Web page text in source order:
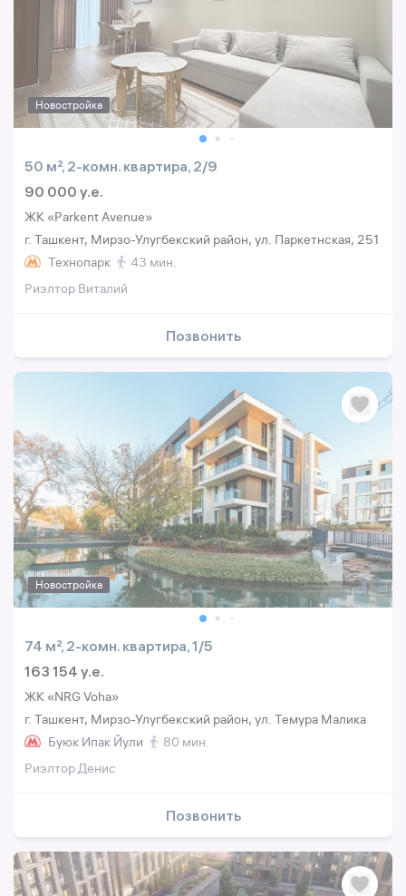
Новостройка
50 м², 2-комн. квартира, 2/9
90 000 y.e.
ЖК «Parkent Avenue»
г. Ташкент, Мирзо-Улугбекский район, ул. Паркетнская, 251
Технопарк
43 мин.
Риэлтор Виталий
Позвонить
Новостройка
74 м², 2-комн. квартира, 1/5
163 154 y.e.
ЖК «NRG Voha»
г. Ташкент, Мирзо-Улугбекский район, ул. Темура Малика
Буюк Ипак Йули
80 мин.
Риэлтор Денис
Позвонить